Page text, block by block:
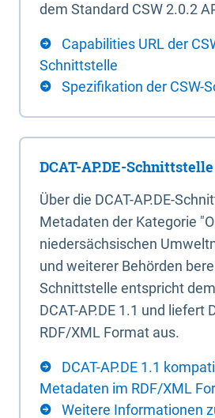
dem Standard CSW 2.0.2
Capabilities URL der
Schnittstelle
Spezifikation der CSW-
DCAT-AP.DE-Schnittstelle
Über die DCAT-AP.DE-
Metadaten der Kategorie
niedersächsischen
und weiterer Behörden
Schnittstelle entspricht
DCAT-AP.DE 1.1 und liefert
RDF/XML Format aus.
DCAT-AP.DE 1.1
Metadaten im RDF/XML
Weitere Informationen